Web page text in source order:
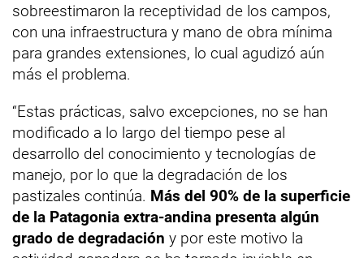
sobreestimaron la receptividad de los campos,
con una infraestructura y mano de obra mínima
para grandes extensiones, lo cual agudizó aún
más el problema.
“Estas prácticas, salvo excepciones, no se han
modificado a lo largo del tiempo pese al
desarrollo del conocimiento y tecnologías de
manejo, por lo que la degradación de los
pastizales continúa. Más del 90% de la superficie
de la Patagonia extra-andina presenta algún
grado de degradación y por este motivo la